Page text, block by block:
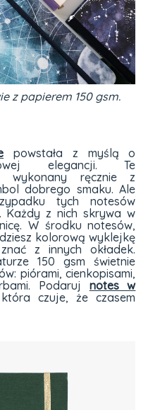
z papierem 150 gsm.
powstała z myślą o
elegancji. Te
wykonany ręcznie z
dobrego smaku. Ale
tych notesów
Każdy z nich skrywa w
W środku notesów,
kolorową wyklejkę
z innych okładek.
150 gsm świetnie
piórami, cienkopisami,
Podaruj notes w
czuje, że czasem